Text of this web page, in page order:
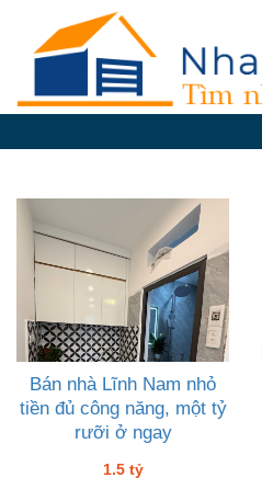
đàn
Giới
nhà
đất
videos
Tìm
kiếm
Đăng
Bán nhà Lĩnh Nam nhỏ
tiền đủ công năng, một tỷ
rưỡi ở ngay
1.5 tỷ